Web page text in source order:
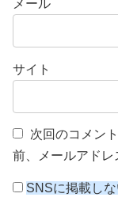
メール
サイト
次回のコメン
前、メールアドレ
SNSに掲載し